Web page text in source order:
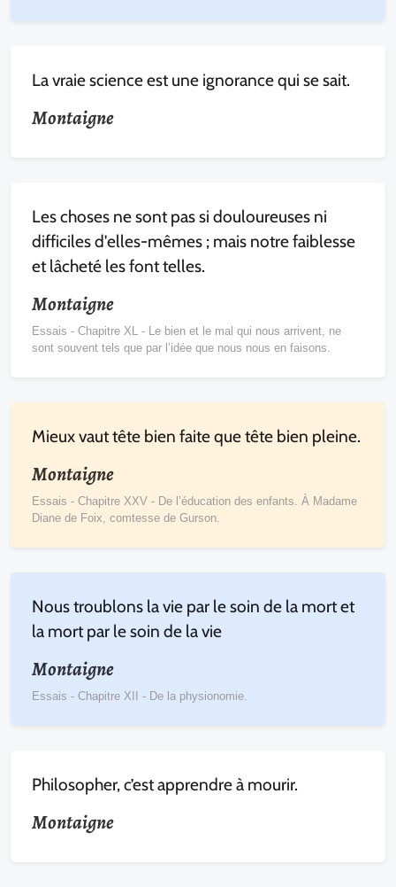
La vraie science est une ignorance qui se sait.
Montaigne
Les choses ne sont pas si douloureuses ni
difficiles d'elles-mêmes ; mais notre faiblesse
et lâcheté les font telles.
Montaigne
Essais - Chapitre XL - Le bien et le mal qui nous arrivent, ne
sont souvent tels que par l’idée que nous nous en faisons.
Mieux vaut tête bien faite que tête bien pleine.
Montaigne
Essais - Chapitre XXV - De l’éducation des enfants. À Madame
Diane de Foix, comtesse de Gurson.
Nous troublons la vie par le soin de la mort et
la mort par le soin de la vie
Montaigne
Essais - Chapitre XII - De la physionomie.
Philosopher, c’est apprendre à mourir.
Montaigne